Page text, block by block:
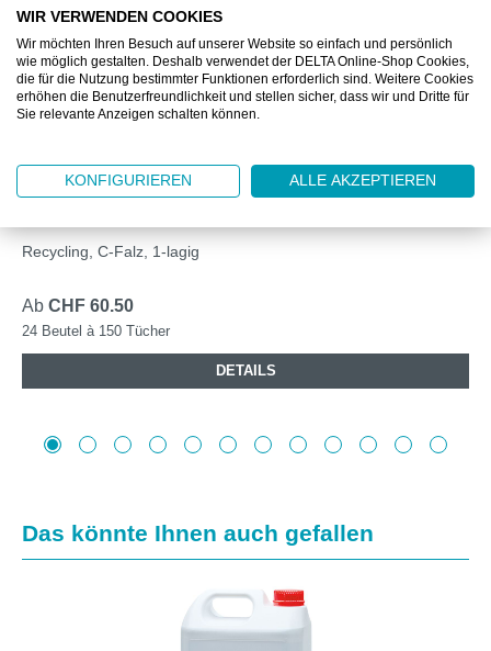
POLICART® ECO C1
Recycling, C-Falz, 1-lagig
Ab CHF 60.50
24 Beutel à 150 Tücher
DETAILS
Produktgalerie überspringen
Das könnte Ihnen auch gefallen
WIR VERWENDEN COOKIES
Wir möchten Ihren Besuch auf unserer Website so einfach und persönlich
wie möglich gestalten. Deshalb verwendet der DELTA Online-Shop Cookies,
die für die Nutzung bestimmter Funktionen erforderlich sind. Weitere Cookies
erhöhen die Benutzerfreundlichkeit und stellen sicher, dass wir und Dritte für
Sie relevante Anzeigen schalten können.
KONFIGURIEREN ALLE AKZEPTIEREN